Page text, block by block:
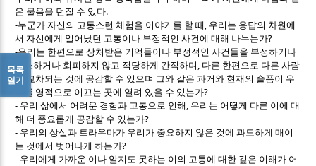
은 물음을 던질 수 있다.
-누군가 자신의 고통스런 체험을 이야기를 할 때 , 우리는 응답의 차원에
서 자신에게 일어났던 고통이나 부정적인 사건에 대해 나누는가?
-우리는 한편으로 상처받은 기억들이나 부정적인 사건들을 부정하거나
축소하거나 회피하지 않고 적당하게 간직하며 , 다른 한편으로 다른 사람
과 교차되는 것에 공감할 수 있으며 그와 같은 과거와 현재의 슬픔이 우
리를 영적으로 이끄는 곳에 열려 있을 수 있는가?
- 우리 삶에서 어려운 경험과 고통으로 인해 , 우리는 어떻게 다른 이에 대
해 더 풍요롭게 공감할 수 있는가?
- 우리의 상실과 트라우마가 우리가 중요하지 않은 것에 과도하게 매이
는 것에서 벗어나게 하는가?
- 우리에게 가까운 이나 알지도 못하는 이의 고통에 대한 깊은 이해가 어
목록
열기